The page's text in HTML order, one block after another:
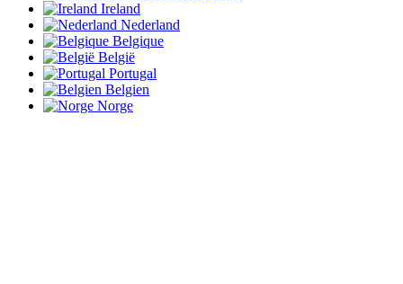
Ireland
Nederland
Belgique
België
Portugal
Belgien
Norge